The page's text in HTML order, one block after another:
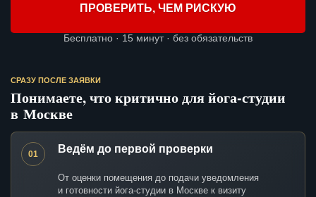
ПРОВЕРИТЬ, ЧЕМ РИСКУЮ
Бесплатно · 15 минут · без обязательств
СРАЗУ ПОСЛЕ ЗАЯВКИ
Понимаете, что критично для йога-студии
в Москве
01 Ведём до первой проверки
От оценки помещения до подачи уведомления
и готовности йога-студии в Москве к визиту